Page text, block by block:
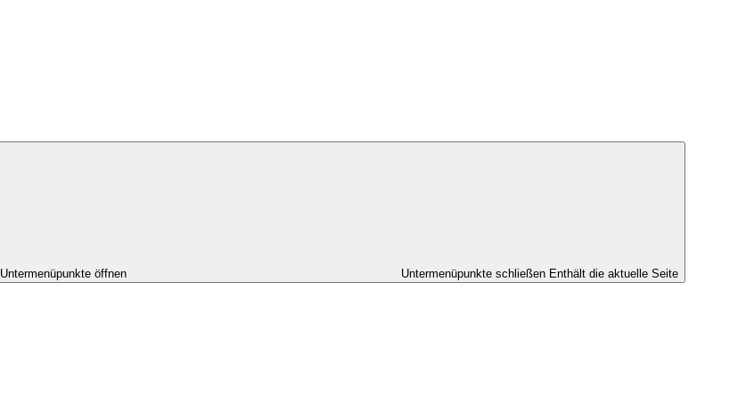
Untermenüpunkte öffnen Untermenüpunkte schließen Enthält die aktuelle Seite